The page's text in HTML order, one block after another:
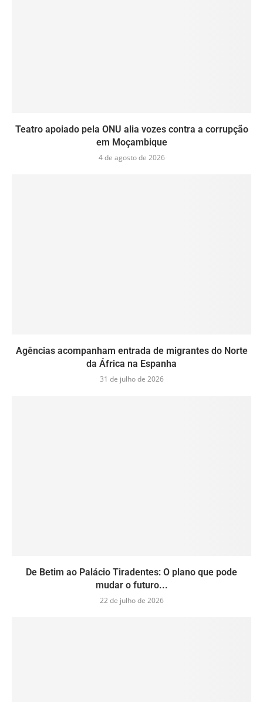
Teatro apoiado pela ONU alia vozes contra a corrupção
em Moçambique
4 de agosto de 2026
Agências acompanham entrada de migrantes do Norte
da África na Espanha
31 de julho de 2026
De Betim ao Palácio Tiradentes: O plano que pode
mudar o futuro...
22 de julho de 2026